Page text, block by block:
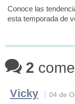
Conoce las
esta temporada de
2
Vicky 04 de